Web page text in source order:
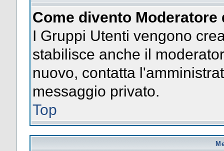
Come divento Moderatore
I Gruppi Utenti vengono
stabilisce anche il
nuovo, contatta
messaggio privato.
Top